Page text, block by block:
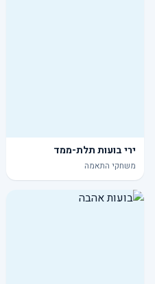
ירי בועות תלת-ממד
משחקי התאמה